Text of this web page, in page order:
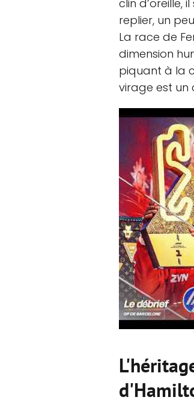
clin
replier, un
La race de
dimension
piquant à la
virage est